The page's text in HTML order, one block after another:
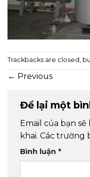
Trackbacks are closed,
← Previous
Để lại một
Email của bạn
khai. Các trường
Bình luận *